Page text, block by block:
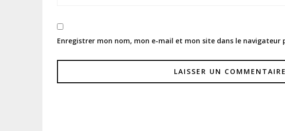
Enregistrer mon nom, mon e-mail et mon site dans le